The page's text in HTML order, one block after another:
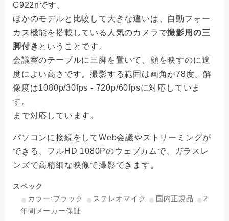
C922nです。
ほかのモデルと比較して大きな違いは、自動フォー
カス機能を搭載している人気のカメラで撮影用の三
脚付き ということです。
会議室のテーブルに三脚を置いて、顔を映すのに適
度によい高さです。撮影する範囲は画角が78度。解
像度は1080p/30fps - 720p/60fpsに対応していま
す。
まで対応しています。
パソコンに接続をしてWeb会議やストリーミングが
できる、フルHD 1080Pのウェブカムで、ガラスレ
ンズで高精細な映像で撮影できます。
スペック
カラー:ブラック
ステレオマイク 国内正規品
2
年間メーカー保証